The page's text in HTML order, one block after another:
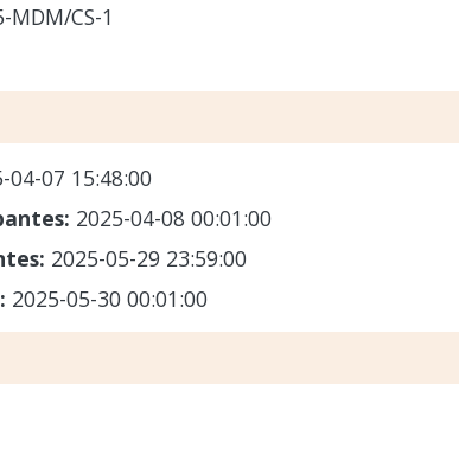
MDM/CS-1
04-07 15:48:00
2025-04-08 00:01:00
2025-05-29 23:59:00
2025-05-30 00:01:00